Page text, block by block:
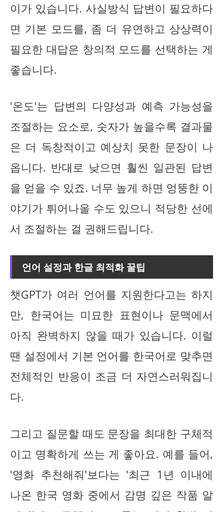
이가 있습니다. 사실방식 답변이 필요하다
면 기본 모드를, 좀 더 유연하고 상상력이
필요한 대답은 창의적 모드를 선택하는 게
좋습니다.
'온도'는 답변의 다양성과 예측 가능성을
조절하는 요소로, 숫자가 높을수록 결과물
은 더 독창적이고 예상치 못한 문장이 나
옵니다. 반대로 낮으면 훨씬 일관된 답변
을 얻을 수 있죠. 너무 높게 하면 엉뚱한 이
야기가 튀어나올 수도 있으니 적당한 선에
서 조절하는 걸 권해드립니다.
언어 설정과 한글 최적화 꿀팁
챗GPT가 여러 언어를 지원한다고는 하지
만, 한국어는 미묘한 표현이나 문맥에서
아직 완벽하지 않을 때가 있습니다. 이럴
땐 설정에서 기본 언어를 한국어로 맞추면
전체적인 반응이 조금 더 자연스러워집니
다.
그리고 질문할 때도 문장을 최대한 구체적
이고 명확하게 쓰는 게 좋아요. 예를 들어,
'영화 추천해줘'보다는 '최근 1년 이내에
나온 한국 영화 중에서 감명 깊은 작품 알